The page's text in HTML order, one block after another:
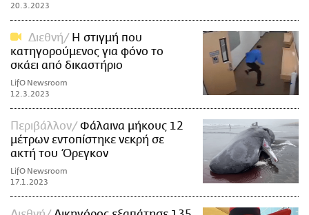
20.3.2023
Διεθνή
Η στιγμή που
κατηγορούμενος για φόνο το
σκάει από δικαστήριο
LifO Newsroom
12.3.2023
Περιβάλλον
Φάλαινα μήκους 12
μέτρων εντοπίστηκε νεκρή σε
ακτή του Όρεγκον
LifO Newsroom
17.1.2023